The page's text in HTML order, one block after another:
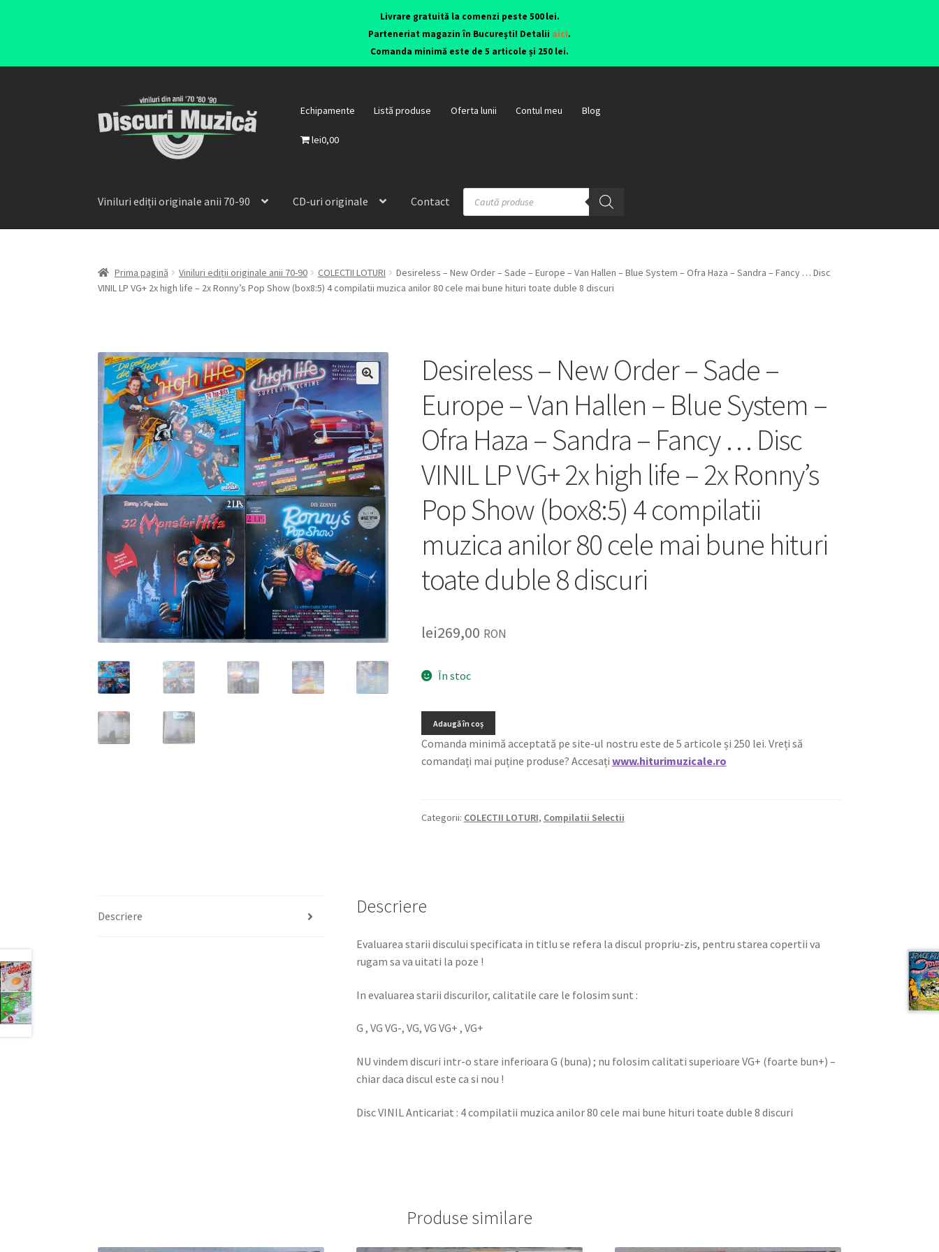
Livrare gratuită la comenzi peste 500 lei.
Parteneriat magazin în București! Detalii aici.
Comanda minimă este de 5 articole și 250 lei.
Echipamente Listă produse Oferta lunii Contul meu Blog
lei0,00
Viniluri ediții originale anii 70-90 CD-uri originale Contact
Prima pagină Viniluri ediții originale anii 70-90 COLECTII LOTURI
Desireless – New Order – Sade – Europe – Van Hallen – Blue System – Ofra Haza – Sandra – Fancy … Disc
VINIL LP VG+ 2x high life – 2x Ronny’s Pop Show (box8:5) 4 compilatii muzica anilor 80 cele mai bune hituri toate duble 8 discuri
🔍
Desireless – New Order – Sade –
Europe – Van Hallen – Blue System –
Ofra Haza – Sandra – Fancy … Disc
VINIL LP VG+ 2x high life – 2x Ronny’s
Pop Show (box8:5) 4 compilatii
muzica anilor 80 cele mai bune hituri
toate duble 8 discuri
lei269,00 RON
În stoc
Adaugă în coș
Comanda minimă acceptată pe site-ul nostru este de 5 articole și 250 lei. Vreți să
comandați mai puține produse? Accesați www.hiturimuzicale.ro
Categorii: COLECTII LOTURI, Compilatii Selectii
Descriere Descriere
Evaluarea starii discului specificata in titlu se refera la discul propriu-zis, pentru starea copertii va
rugam sa va uitati la poze !
In evaluarea starii discurilor, calitatile care le folosim sunt :
G , VG VG-, VG, VG VG+ , VG+
NU vindem discuri intr-o stare inferioara G (buna) ; nu folosim calitati superioare VG+ (foarte bun+) –
chiar daca discul este ca si nou !
Disc VINIL Anticariat : 4 compilatii muzica anilor 80 cele mai bune hituri toate duble 8 discuri
Produse similare